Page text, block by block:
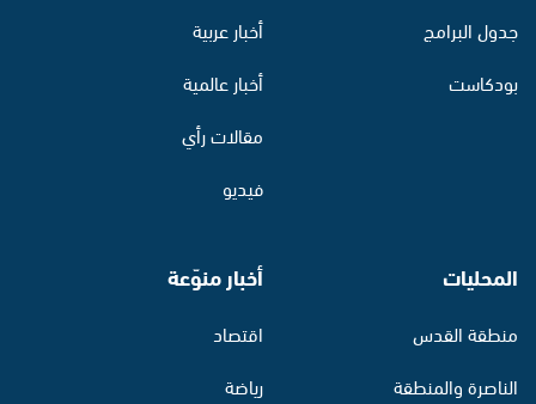
جدول البرامج
بودكاست
أخبار عربية
أخبار عالمية
مقالات رأي
فيديو
المحليات
منطقة القدس
الناصرة والمنطقة
أخبار منوّعة
اقتصاد
رياضة